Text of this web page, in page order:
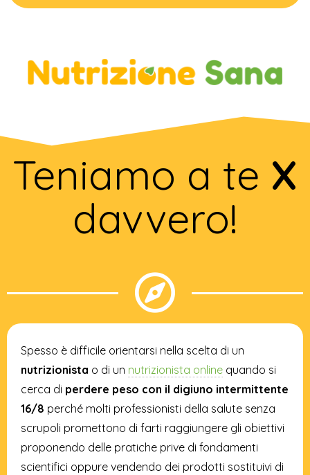
Teniamo a te X
davvero!
Spesso è difficile orientarsi nella scelta di un
nutrizionista o di un nutrizionista online quando si
cerca di perdere peso con il digiuno intermittente
16/8 perché molti professionisti della salute senza
scrupoli promettono di farti raggiungere gli obiettivi
proponendo delle pratiche prive di fondamenti
scientifici oppure vendendo dei prodotti sostituivi di